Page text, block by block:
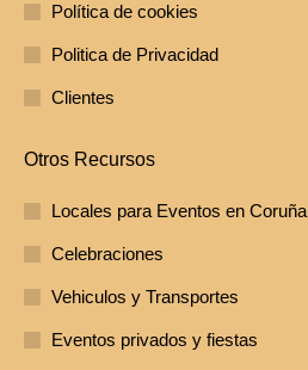
Política de cookies
Politica de Privacidad
Clientes
Otros Recursos
Locales para Eventos en Coruña
Celebraciones
Vehiculos y Transportes
Eventos privados y fiestas